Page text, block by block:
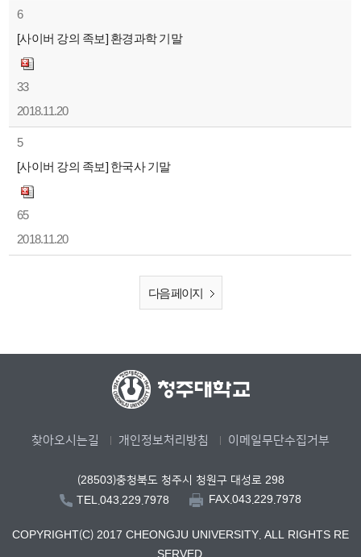
6
[사이버 강의 족보] 환경과학 기말
33
2018.11.20
5
[사이버 강의 족보] 한국사 기말
65
2018.11.20
다음 페이지
찾아오시는길 개인정보처리방침 이메일무단수집거부
(28503)충청북도 청주시 청원구 대성로 298
TEL.043.229.7978
FAX.043.229.7978
COPYRIGHT(C) 2017 CHEONGJU UNIVERSITY. ALL RIGHTS RE